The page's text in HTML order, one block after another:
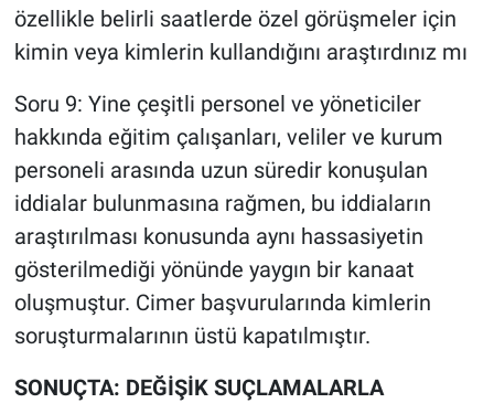
özellikle belirli saatlerde özel görüşmeler için
kimin veya kimlerin kullandığını araştırdınız mı
Soru 9: Yine çeşitli personel ve yöneticiler
hakkında eğitim çalışanları, veliler ve kurum
personeli arasında uzun süredir konuşulan
iddialar bulunmasına rağmen, bu iddiaların
araştırılması konusunda aynı hassasiyetin
gösterilmediği yönünde yaygın bir kanaat
oluşmuştur. Cimer başvurularında kimlerin
soruşturmalarının üstü kapatılmıştır.
SONUÇTA: DEĞİŞİK SUÇLAMALARLA